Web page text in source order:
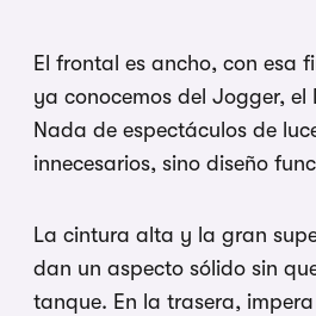
El frontal es ancho, con esa
ya conocemos del Jogger, el
Nada de espectáculos de
innecesarios, sino diseño
La cintura alta y la gran
dan un aspecto sólido sin
tanque. En la trasera,